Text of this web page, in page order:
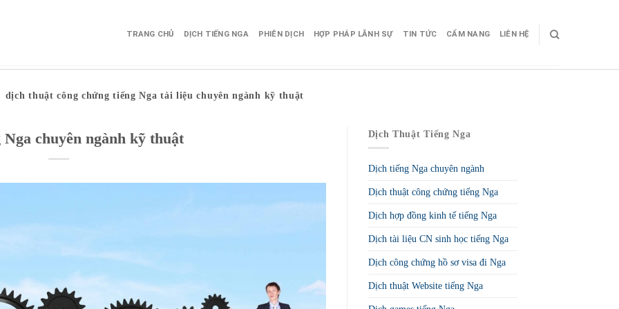
TRANG CHỦ DỊCH TIẾNG NGA PHIÊN DỊCH HỢP PHÁP LÃNH SỰ TIN TỨC CẨM NANG LIÊN HỆ
dịch thuật công chứng tiếng Nga tài liệu chuyên ngành kỹ thuật
chuyên ngành kỹ thuật Dịch Thuật Tiếng Nga
Dịch tiếng Nga chuyên ngành
Dịch thuật công chứng tiếng Nga
Dịch hợp đồng kinh tế tiếng Nga
Dịch tài liệu CN sinh học tiếng Nga
Dịch công chứng hồ sơ visa đi Nga
Dịch thuật Website tiếng Nga